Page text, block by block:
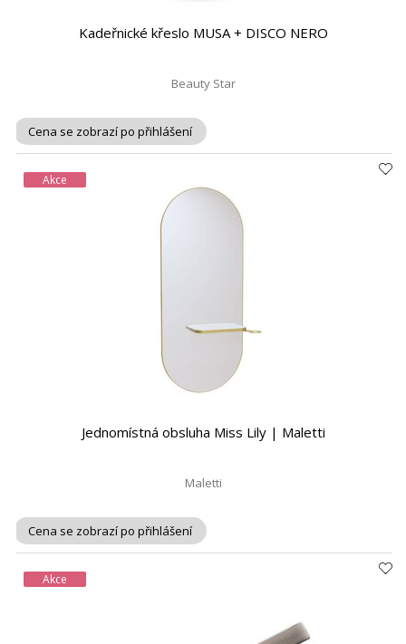
Kadeřnické křeslo MUSA + DISCO NERO
Beauty Star
Cena se zobrazí po přihlášení
Akce
Jednomístná obsluha Miss Lily | Maletti
Maletti
Cena se zobrazí po přihlášení
Akce